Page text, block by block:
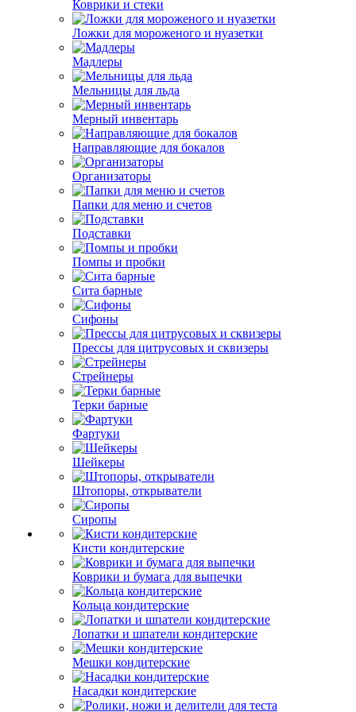
Коврики и стеки
Ложки для мороженого и нуазетки
Мадлеры
Мельницы для льда
Мерный инвентарь
Направляющие для бокалов
Организаторы
Папки для меню и счетов
Подставки
Помпы и пробки
Сита барные
Сифоны
Прессы для цитрусовых и сквизеры
Стрейнеры
Терки барные
Фартуки
Шейкеры
Штопоры, открыватели
Сиропы
Кисти кондитерские
Коврики и бумага для выпечки
Кольца кондитерские
Лопатки и шпатели кондитерские
Мешки кондитерские
Насадки кондитерские